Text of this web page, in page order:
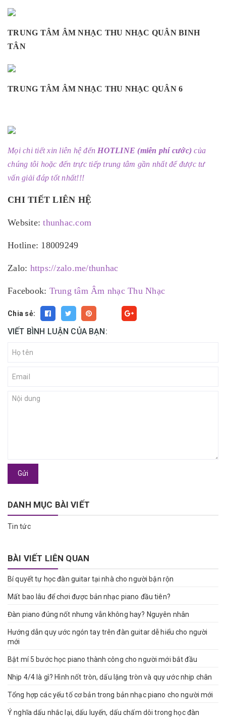
TRUNG TÂM ÂM NHẠC THU NHẠC QUÂN BINH
TÂN
TRUNG TÂM ÂM NHẠC THU NHẠC QUÂN 6
Mọi chi tiết xin liên hệ đến HOTLINE (miễn phí cước) của
chúng tôi hoặc đến trực tiếp trung tâm gần nhất để được tư
vấn giải đáp tốt nhất!!!
CHI TIẾT LIÊN HỆ
Website:thunhac.com
Hotline: 18009249
Zalo: https://zalo.me/thunhac
Facebook: Trung tâm Âm nhạc Thu Nhạc
Chia sẻ:
VIẾT BÌNH LUẬN CỦA BẠN:
Gửi
DANH MỤC BÀI VIẾT
Tin tức
BÀI VIẾT LIÊN QUAN
Bí quyết tự học đàn guitar tại nhà cho người bận rộn
Mất bao lâu để chơi được bản nhạc piano đầu tiên?
Đàn piano đúng nốt nhưng vẫn không hay? Nguyên nhân
Hướng dẫn quy ước ngón tay trên đàn guitar dễ hiểu cho người
mới
Bật mí 5 bước học piano thành công cho người mới bắt đầu
Nhịp 4/4 là gì? Hình nốt tròn, dấu lặng tròn và quy ước nhịp chân
Tổng hợp các yếu tố cơ bản trong bản nhạc piano cho người mới
Ý nghĩa dấu nhắc lại, dấu luyến, dấu chấm dôi trong học đàn